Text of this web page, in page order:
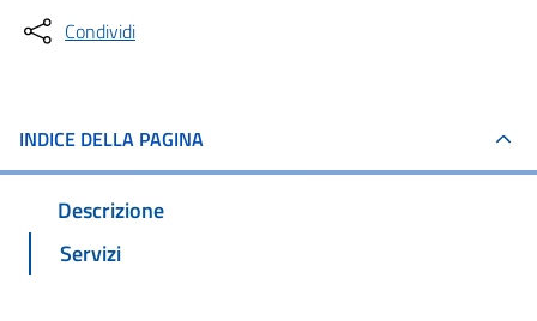
Condividi
INDICE DELLA PAGINA
Descrizione
Servizi